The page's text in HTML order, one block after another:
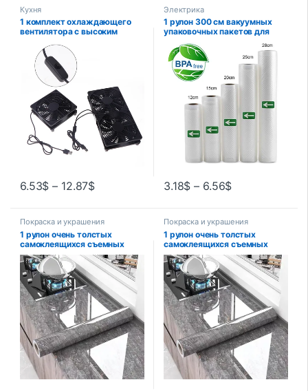
Кухня
1 комплект охлаждающего
вентилятора с высоким
маршрутизатора, модема-
приемника, 120 мм, 12 В
постоянного тока, USB-
вентиляторы для
маршрутизатора с
переключателем кабеля
6.53$ – 12.87$
Электрика
1 рулон 300 см вакуумных
упаковочных пакетов для
пищевых продуктов, рулонов
пакетов для экономии
пищевых продуктов, бытовой
вакуумный упаковочный
пакет, вакуумный упаковщик,
вакуумные пакеты для
хранения
3.18$ – 6.56$
Покраска и украшения
1 рулон очень толстых
самоклеящихся съемных
наклеек на стену
Покраска и украшения
1 рулон очень толстых
самоклеящихся съемных
наклеек на стену